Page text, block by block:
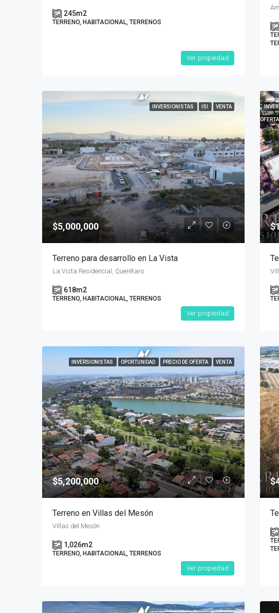
245m2
TERRENO, HABITACIONAL, TERRENOS
Ver propiedad
INVERSIONISTAS ISI VENTA
$5,000,000
Terreno para desarrollo en La Vista
La Vista Residencial, Querétaro
618m2
TERRENO, HABITACIONAL, TERRENOS
Ver propiedad
OFERTA
INVERSIONISTAS OPORTUNIDAD PRECIO DE OFERTA VENTA
$5,200,000
Terreno en Villas del Mesón
Villas del Mesón
1,026m2
TERRENO, HABITACIONAL, TERRENOS
Ver propiedad